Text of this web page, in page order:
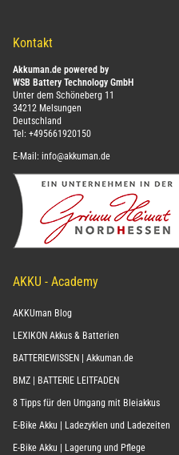
Kontakt
Akkuman.de powered by
WSB Battery Technology GmbH
Unter dem Schöneberg 11
34212 Melsungen
Deutschland
Tel: +495661920150
E-Mail: info@akkuman.de
AKKU - Academy
AKKUman Blog
LEXIKON Akkus & Batterien
BATTERIEWISSEN | Akkuman.de
BMZ | BATTERIE LEITFADEN
8 Tipps für den Umgang mit Bleiakkus
E-Bike Akku | Ladezyklen und Ladezeiten
E-Bike Akku | Lagerung und Pflege